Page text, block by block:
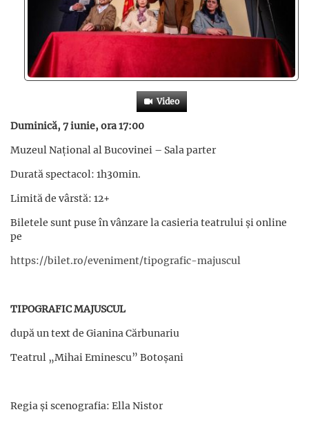
Video
Duminică, 7 iunie, ora 17:00
Muzeul Național al Bucovinei – Sala parter
Durată spectacol: 1h30min.
Limită de vârstă: 12+
Biletele sunt puse în vânzare la casieria teatrului și online
pe
https://bilet.ro/eveniment/tipografic-majuscul
TIPOGRAFIC MAJUSCUL
după un text de Gianina Cărbunariu
Teatrul „Mihai Eminescu” Botoșani
Regia și scenografia: Ella Nistor